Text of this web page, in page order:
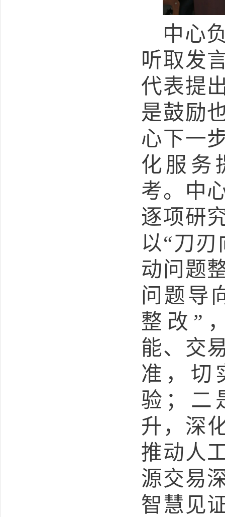
中心
听取发
代表提
是鼓励
心下一
化服务
考。中
逐项研
以“刀
动问题
问题导
整改”
能、交
准，切
验；二
升，深
推动人
源交易
智慧见